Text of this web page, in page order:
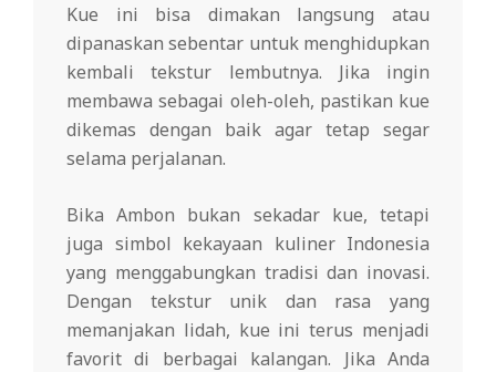
Kue ini bisa dimakan langsung atau
dipanaskan sebentar untuk menghidupkan
kembali tekstur lembutnya. Jika ingin
membawa sebagai oleh-oleh, pastikan kue
dikemas dengan baik agar tetap segar
selama perjalanan.
Bika Ambon bukan sekadar kue, tetapi
juga simbol kekayaan kuliner Indonesia
yang menggabungkan tradisi dan inovasi.
Dengan tekstur unik dan rasa yang
memanjakan lidah, kue ini terus menjadi
favorit di berbagai kalangan. Jika Anda